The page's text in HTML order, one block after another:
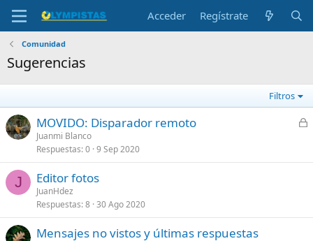
Acceder Regístrate
Comunidad
Sugerencias
Filtros
C
r
MOVIDO: Disparador remoto
Juanmi Blanco
Respuestas 0 9 Sep 2020
J Editor fotos
JuanHdez
Respuestas 8 30 Ago 2020
Mensajes no vistos y últimas respuestas